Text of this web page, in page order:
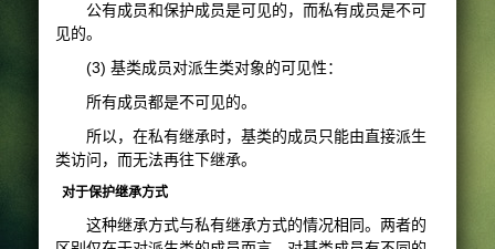
公有成员和保护成员是可见的，而私有成员是不可
见的。
(3) 基类成员对派生类对象的可见性：
所有成员都是不可见的。
所以，在私有继承时，基类的成员只能由直接派生
类访问，而无法再往下继承。
对于保护继承方式
这种继承方式与私有继承方式的情况相同。两者的